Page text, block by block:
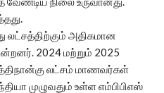
லட்சத்திற்கும் அதிகமான
2024 மற்றும் 2025
லட்சம் மாணவர்கள்
முழுவதும் உள்ள எம்பிபிஎஸ்